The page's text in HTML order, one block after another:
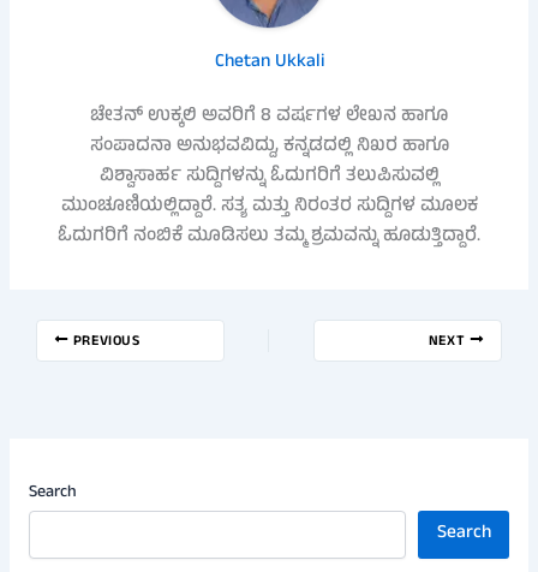
Chetan Ukkali
ಚೇತನ್ ಉಕ್ಕಲಿ ಅವರಿಗೆ 8 ವರ್ಷಗಳ ಲೇಖನ ಹಾಗೂ
ಸಂಪಾದನಾ ಅನುಭವವಿದ್ದು, ಕನ್ನಡದಲ್ಲಿ ನಿಖರ ಹಾಗೂ
ವಿಶ್ವಾಸಾರ್ಹ ಸುದ್ದಿಗಳನ್ನು ಓದುಗರಿಗೆ ತಲುಪಿಸುವಲ್ಲಿ
ಮುಂಚೂಣಿಯಲ್ಲಿದ್ದಾರೆ. ಸತ್ಯ ಮತ್ತು ನಿರಂತರ ಸುದ್ದಿಗಳ ಮೂಲಕ
ಓದುಗರಿಗೆ ನಂಬಿಕೆ ಮೂಡಿಸಲು ತಮ್ಮ ಶ್ರಮವನ್ನು ಹೂಡುತ್ತಿದ್ದಾರೆ.
PREVIOUS NEXT
Search
Search